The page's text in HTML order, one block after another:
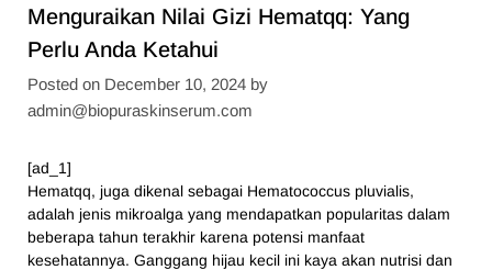
Menguraikan Nilai Gizi Hematqq: Yang
Perlu Anda Ketahui
Posted on December 10, 2024 by
admin@biopuraskinserum.com
[ad_1]
Hematqq, juga dikenal sebagai Hematococcus pluvialis,
adalah jenis mikroalga yang mendapatkan popularitas dalam
beberapa tahun terakhir karena potensi manfaat
kesehatannya. Ganggang hijau kecil ini kaya akan nutrisi dan